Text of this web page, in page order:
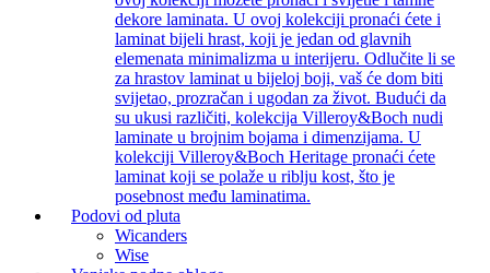
dekore laminata. U ovoj kolekciji pronaći ćete i
laminat bijeli hrast, koji je jedan od glavnih
elemenata minimalizma u interijeru. Odlučite li se
za hrastov laminat u bijeloj boji, vaš će dom biti
svijetao, prozračan i ugodan za život. Budući da
su ukusi različiti, kolekcija Villeroy&Boch nudi
laminate u brojnim bojama i dimenzijama. U
kolekciji Villeroy&Boch Heritage pronaći ćete
laminat koji se polaže u riblju kost, što je
posebnost među laminatima.
Podovi od pluta
Wicanders
Wise